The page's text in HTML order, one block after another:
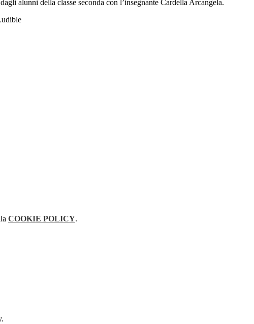
alunni della classe seconda con l’insegnante Cardella Arcangela.
COOKIE POLICY.